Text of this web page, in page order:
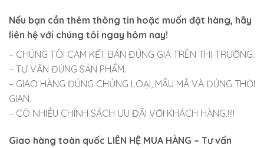
Nếu bạn cần thêm thông tin hoặc muốn đặt hàng, hãy
liên hệ với chúng tôi ngay hôm nay!
– CHÚNG TÔI CAM KẾT BÁN ĐÚNG GIÁ TRÊN THỊ TRƯỜNG.
– TƯ VẤN ĐÚNG SẢN PHẨM.
– GIAO HÀNG ĐÚNG CHỦNG LOẠI, MẪU MÃ VÀ ĐÚNG THỜI
GIAN.
– CÓ NHIỀU CHÍNH SÁCH ƯU ĐÃI VỚI KHÁCH HÀNG.!!!!
Giao hàng toàn quốc LIÊN HỆ MUA HÀNG – Tư vấn